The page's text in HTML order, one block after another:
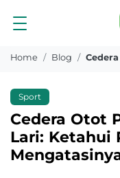
Home Blog
Sport
Cedera Otot
Lari: Ketahui